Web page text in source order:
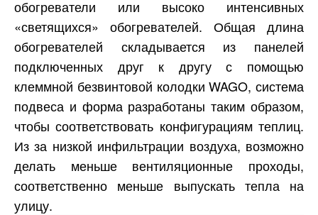
обогреватели или высоко интенсивных
«светящихся» обогревателей. Общая длина
обогревателей складывается из панелей
подключенных друг к другу с помощью
клеммной безвинтовой колодки WAGO, система
подвеса и форма разработаны таким образом,
чтобы соответствовать конфигурациям теплиц.
Из за низкой инфильтрации воздуха, возможно
делать меньше вентиляционные проходы,
соответственно меньше выпускать тепла на
улицу.